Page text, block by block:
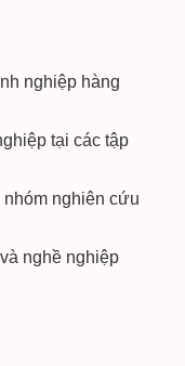
nghiệp hàng
tại các tập
nhóm nghiên cứu
nghề nghiệp